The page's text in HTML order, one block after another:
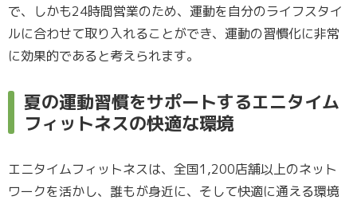
で、しかも24時間営業のため、運動を自分のライフスタイ
ルに合わせて取り入れることができ、運動の習慣化に非常
に効果的であると考えられます。
夏の運動習慣をサポートするエニタイム
フィットネスの快適な環境
エニタイムフィットネスは、全国1,200店舗以上のネット
ワークを活かし、誰もが身近に、そして快適に通える環境